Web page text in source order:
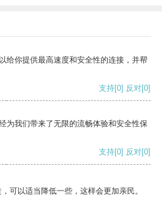
给你提供最高速度和安全性的连接，并帮
支持[0] 反对[0]
为我们带来了无限的流畅体验和安全性保
支持[0] 反对[0]
可以适当降低一些，这样会更加亲民。